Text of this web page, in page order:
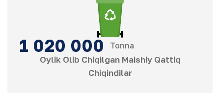
1 020 000 Tonna
Oylik Olib Chiqilgan Maishiy Qattiq
Chiqindilar